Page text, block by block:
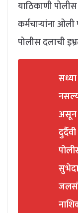
याठिकाणी
कर्मचाऱ्यांना
पोलीस दलाची
असून